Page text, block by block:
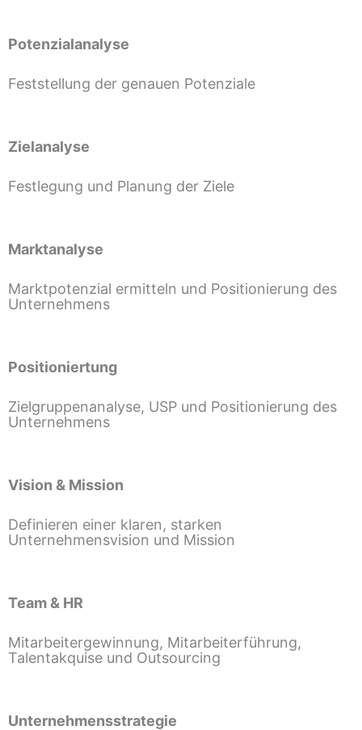
Potenzialanalyse
Feststellung der genauen Potenziale
Zielanalyse
Festlegung und Planung der Ziele
Marktanalyse
Marktpotenzial ermitteln und Positionierung des
Unternehmens
Positioniertung
Zielgruppenanalyse, USP und Positionierung des
Unternehmens
Vision & Mission
Definieren einer klaren, starken
Unternehmensvision und Mission
Team & HR
Mitarbeitergewinnung, Mitarbeiterführung,
Talentakquise und Outsourcing
Unternehmensstrategie